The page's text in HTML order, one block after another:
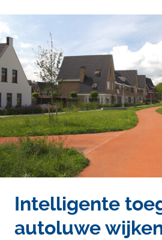
Intelligente
autoluwe